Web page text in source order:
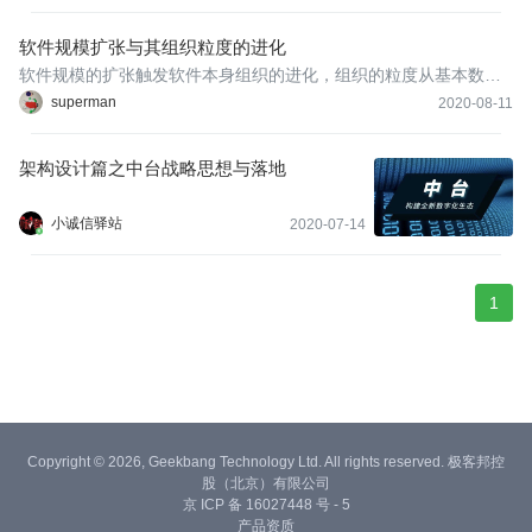
软件规模扩张与其组织粒度的进化
superman 2020-08-11
软件规模的扩张触发软件本身组织的进化，组织的粒度从基本数据
类型的组合到类，模块，服务，平台，云端应用等，抽象与重用的
架构设计篇之中台战略思想与落地
小诚信驿站 2020-07-14
1
Copyright © 2026, Geekbang Technology Ltd. All rights reserved. 极客邦控
股（北京）有限公司
京 ICP 备 16027448 号 - 5
产品资质